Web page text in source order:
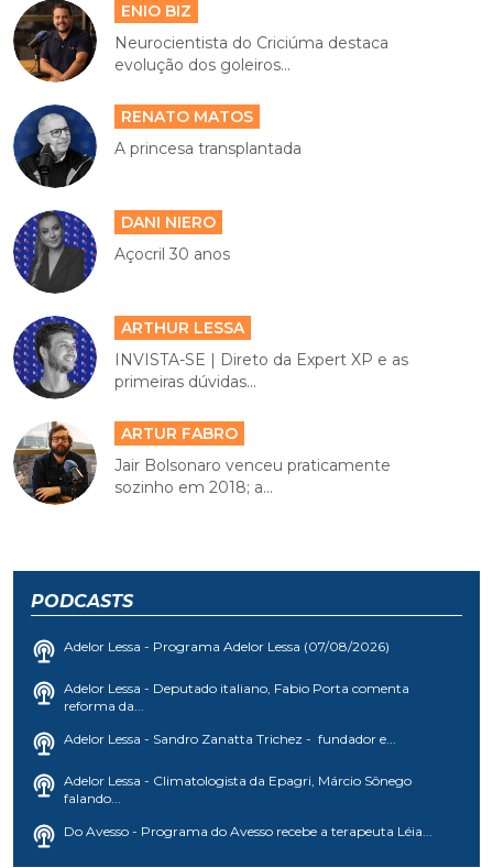
ENIO BIZ
Neurocientista do Criciúma destaca
evolução dos goleiros...
RENATO MATOS
A princesa transplantada
DANI NIERO
Açocril 30 anos
ARTHUR LESSA
INVISTA-SE | Direto da Expert XP e as
primeiras dúvidas...
ARTUR FABRO
Jair Bolsonaro venceu praticamente
sozinho em 2018; a...
PODCASTS
Adelor Lessa - Programa Adelor Lessa (07/08/2026)
Adelor Lessa - Deputado italiano, Fabio Porta comenta
reforma da...
Adelor Lessa - Sandro Zanatta Trichez - fundador e...
Adelor Lessa - Climatologista da Epagri, Márcio Sônego
falando...
Do Avesso - Programa do Avesso recebe a terapeuta Léia...